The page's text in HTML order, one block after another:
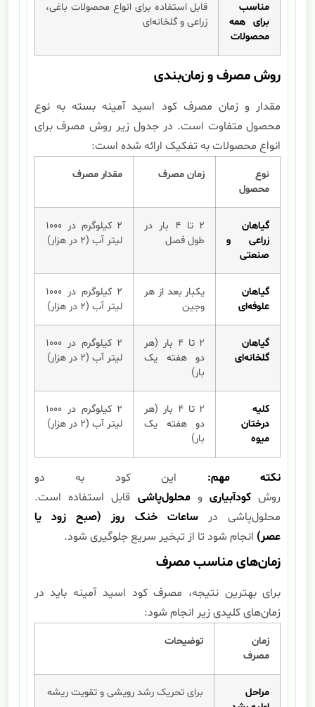
مناسب
برای همه
محصولات
قابل استفاده برای انواع محصولات باغی،
زراعی و گلخانه‌ای
روش مصرف و زمان‌بندی
مقدار و زمان مصرف کود اسید آمینه بسته به نوع
محصول متفاوت است. در جدول زیر روش مصرف برای
انواع محصولات به تفکیک ارائه شده است:
نوع
محصول
زمان مصرف مقدار مصرف
گیاهان
زراعی و
صنعتی
۲ تا ۴ بار در
طول فصل
۲ کیلوگرم در ۱۰۰۰
لیتر آب (۲ در هزار)
گیاهان
علوفه‌ای
یکبار بعد از هر
وجین
۲ کیلوگرم در ۱۰۰۰
لیتر آب (۲ در هزار)
گیاهان
گلخانه‌ای
۲ تا ۴ بار (هر
دو هفته یک
بار)
۲ کیلوگرم در ۱۰۰۰
لیتر آب (۲ در هزار)
کلیه
درختان
میوه
۲ تا ۴ بار (هر
دو هفته یک
بار)
۲ کیلوگرم در ۱۰۰۰
لیتر آب (۲ در هزار)
نکته مهم: این کود به دو
روش کودآبیاریومحلول‌پاشی قابل استفاده است.
محلول‌پاشی درساعات خنک روز (صبح زود یا
عصر) انجام شود تا از تبخیر سریع جلوگیری شود.
زمان‌های مناسب مصرف
برای بهترین نتیجه، مصرف کود اسید آمینه باید در
زمان‌های کلیدی زیر انجام شود:
زمان
مصرف
توضیحات
مراحل
برای تحریک رشد رویشی و تقویت ریشه